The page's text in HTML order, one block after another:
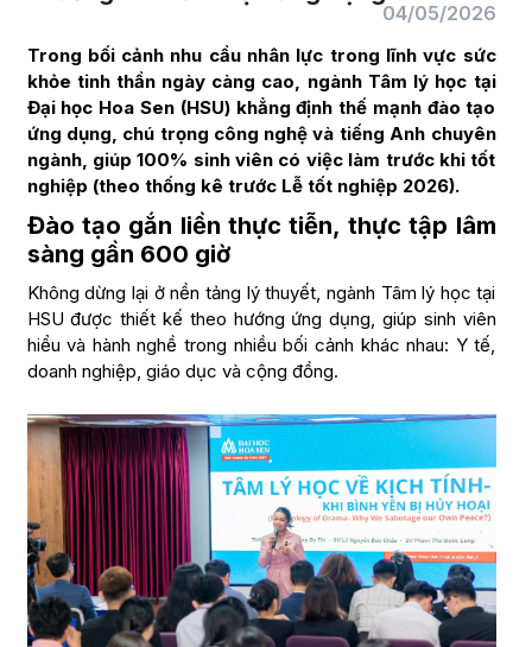
04/05/2026
Trong bối cảnh nhu cầu nhân lực trong lĩnh vực sức
khỏe tinh thần ngày càng cao, ngành Tâm lý học tại
Đại học Hoa Sen (HSU) khẳng định thế mạnh đào tạo
ứng dụng, chú trọng công nghệ và tiếng Anh chuyên
ngành, giúp 100% sinh viên có việc làm trước khi tốt
nghiệp (theo thống kê trước Lễ tốt nghiệp 2026).
Đào tạo gắn liền thực tiễn, thực tập lâm
sàng gần 600 giờ
Không dừng lại ở nền tảng lý thuyết, ngành Tâm lý học tại
HSU được thiết kế theo hướng ứng dụng, giúp sinh viên
hiểu và hành nghề trong nhiều bối cảnh khác nhau: Y tế,
doanh nghiệp, giáo dục và cộng đồng.